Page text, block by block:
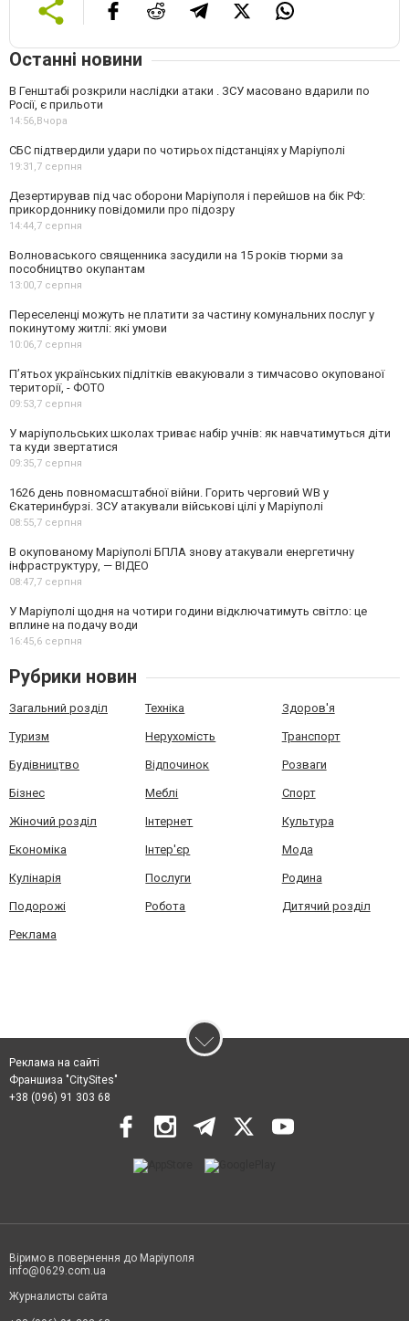
Останні новини
В Генштабі розкрили наслідки атаки . ЗСУ масовано вдарили по
Росії, є прильоти
14:56, Вчора
СБС підтвердили удари по чотирьох підстанціях у Маріуполі
19:31,7 серпня
Дезертирував під час оборони Маріуполя і перейшов на бік РФ:
прикордоннику повідомили про підозру
14:44,7 серпня
Волноваського священника засудили на 15 років тюрми за
пособництво окупантам
13:00,7 серпня
Переселенці можуть не платити за частину комунальних послуг у
покинутому житлі: які умови
10:06,7 серпня
П’ятьох українських підлітків евакуювали з тимчасово окупованої
території, - ФОТО
09:53,7 серпня
У маріупольських школах триває набір учнів: як навчатимуться діти
та куди звертатися
09:35,7 серпня
1626 день повномасштабної війни. Горить черговий WB у
Єкатеринбурзі. ЗСУ атакували військові цілі у Маріуполі
08:55,7 серпня
В окупованому Маріуполі БПЛА знову атакували енергетичну
інфраструктуру, — ВІДЕО
08:47,7 серпня
У Маріуполі щодня на чотири години відключатимуть світло: це
вплине на подачу води
16:45,6 серпня
Рубрики новин
Загальний розділ Техніка Здоров'я
Туризм Нерухомість Транспорт
Будівництво Відпочинок Розваги
Бізнес Меблі Спорт
Жіночий розділ Інтернет Культура
Економіка Інтер'єр Мода
Кулінарія Послуги Родина
Подорожі Робота Дитячий розділ
Реклама
Реклама на сайті
Франшиза "CitySites"
+38 (096) 91 303 68
Віримо в повернення до Маріуполя
info@0629.com.ua
Журналисты сайта